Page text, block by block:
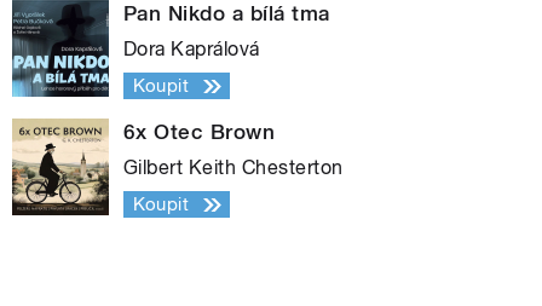
Pan Nikdo a bílá tma
Dora Kaprálová
Koupit
6x Otec Brown
Gilbert Keith Chesterton
Koupit